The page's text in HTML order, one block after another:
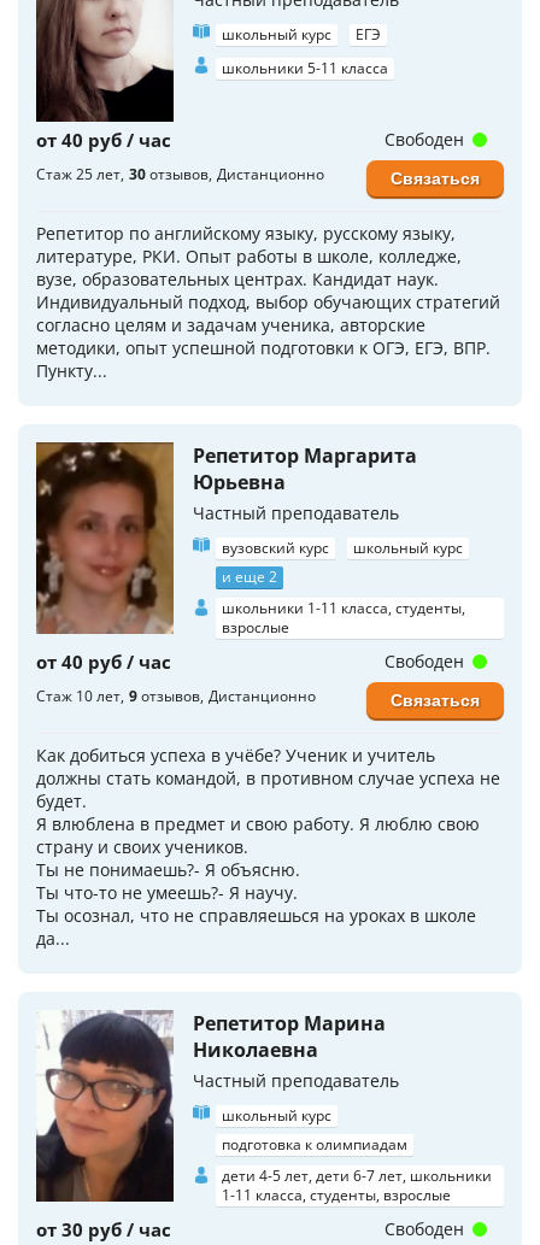
школьный курс
ЕГЭ
школьники 5-11 класса
от 40 руб / час
Стаж 25 лет 30отзывов Дистанционно
Репетитор по английскому языку, русскому языку,
литературе, РКИ. Опыт работы в школе, колледже,
вузе, образовательных центрах. Кандидат наук.
Индивидуальный подход, выбор обучающих стратегий
согласно целям и задачам ученика, авторские
методики, опыт успешной подготовки к ОГЭ, ЕГЭ, ВПР.
Пункту...
Свободен
Связаться
Репетитор Маргарита
Юрьевна
Частный преподаватель
вузовский курс
школьный курс
и еще 2
школьники 1-11 класса, студенты,
взрослые
от 40 руб / час
Стаж 10 лет 9отзывов Дистанционно
Как добиться успеха в учёбе? Ученик и учитель
должны стать командой, в противном случае успеха не
будет.
Я влюблена в предмет и свою работу. Я люблю свою
страну и своих учеников.
Ты не понимаешь?- Я объясню.
Ты что-то не умеешь?- Я научу.
Ты осознал, что не справляешься на уроках в школе
да...
Свободен
Связаться
Репетитор Марина
Николаевна
Частный преподаватель
школьный курс
подготовка к олимпиадам
дети 4-5 лет, дети 6-7 лет, школьники
1-11 класса, студенты, взрослые
от 30 руб / час Свободен